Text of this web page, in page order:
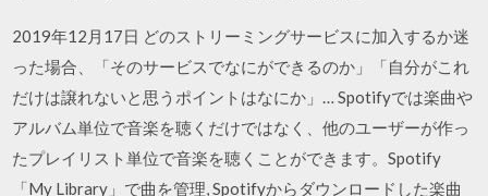
2019年12月17日 どのストリーミングサービスに加入するか迷
った場合、「そのサービスでなにができるのか」「自分がこれ
だけは譲れないと思うポイントはなにか」… Spotifyでは楽曲や
アルバム単位で音楽を聴くだけではなく、他のユーザーが作っ
たプレイリスト単位で音楽を聴くことができます。Spotify
「My Library」で曲を管理, Spotifyからダウンロードした楽曲